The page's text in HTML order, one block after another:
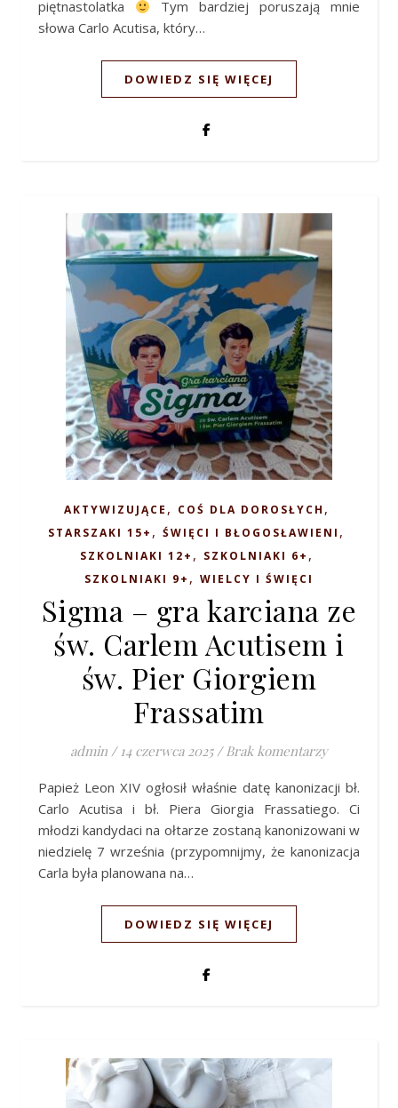
piętnastolatka
Tym bardziej poruszają mnie
słowa Carlo Acutisa, który…
DOWIEDZ SIĘ WIĘCEJ
AKTYWIZUJĄCE , COŚ DLA DOROSŁYCH ,
STARSZAKI 15+ , ŚWIĘCI I BŁOGOSŁAWIENI ,
SZKOLNIAKI 12+ , SZKOLNIAKI 6+ ,
SZKOLNIAKI 9+ , WIELCY I ŚWIĘCI
Sigma – gra karciana ze
św. Carlem Acutisem i
św. Pier Giorgiem
Frassatim
admin / 14 czerwca 2025 / Brak komentarzy
Papież Leon XIV ogłosił właśnie datę kanonizacji bł.
Carlo Acutisa i bł. Piera Giorgia Frassatiego. Ci
młodzi kandydaci na ołtarze zostaną kanonizowani w
niedzielę 7 września (przypomnijmy, że kanonizacja
Carla była planowana na…
DOWIEDZ SIĘ WIĘCEJ